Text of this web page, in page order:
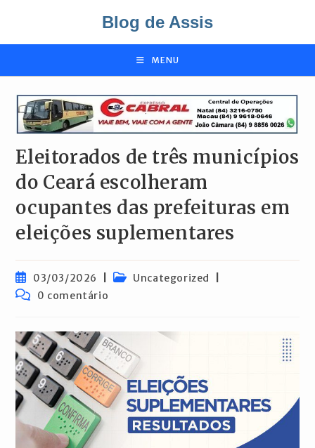
o
Blog de Assis
MENU
Eleitorados de três municípios
do Ceará escolheram
ocupantes das prefeituras em
eleições suplementares
Post
publicado:
03/03/2026
Categoria
Uncategorized
Comentários
0 comentário